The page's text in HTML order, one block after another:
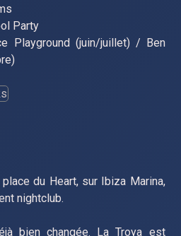
Party
Playground (juin/juillet) / Ben
du Heart, sur Ibiza Marina,
nightclub.
bien changée. La Troya est